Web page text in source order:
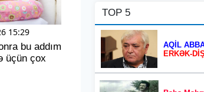
15:29
bu addım
üçün çox
TOP 5
AQİL
ERKƏK-